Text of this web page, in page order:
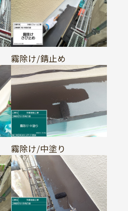
霧除け/錆止め
霧除け/中塗り